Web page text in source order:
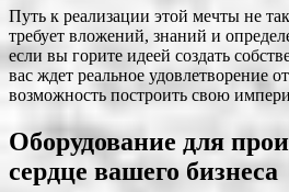
Путь к реализации этой мечты не
требует вложений, знаний и
если вы горите идеей создать
вас ждет реальное удовлетворение от
возможность построить свою
Оборудование для
сердце вашего бизнеса